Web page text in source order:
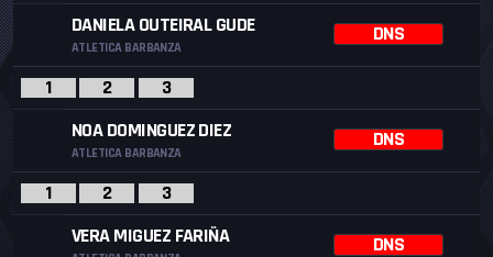
DANIELA OUTEIRAL GUDE
ATLETICA BARBANZA
DNS
1 2
3
NOA DOMINGUEZ DIEZ
ATLETICA BARBANZA
DNS
1 2
3
VERA MIGUEZ FARIÑA
DNS